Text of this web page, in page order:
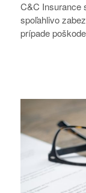
C&C Insurance
spoľahlivo
prípade